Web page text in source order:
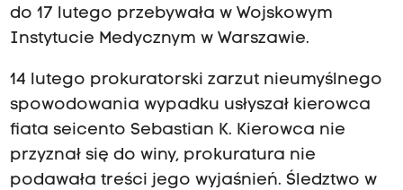
do 17 lutego przebywała w Wojskowym
Instytucie Medycznym w Warszawie.
14 lutego prokuratorski zarzut nieumyślnego
spowodowania wypadku usłyszał kierowca
fiata seicento Sebastian K. Kierowca nie
przyznał się do winy, prokuratura nie
podawała treści jego wyjaśnień. Śledztwo w